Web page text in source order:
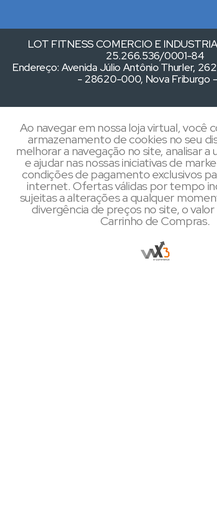
LOT FITNESS COMERCIO E
25.266.536/0001-84
Endereço: Avenida Júlio Antônio Thurler,
- 28620-000, Nova Friburgo
Ao navegar em nossa loja virtual, você
armazenamento de cookies no seu
melhorar a navegação no site, analisar a
e ajudar nas nossas iniciativas de
condições de pagamento exclusivos
internet. Ofertas válidas por tempo
sujeitas a alterações a qualquer
divergência de preços no site, o
Carrinho de Compras.